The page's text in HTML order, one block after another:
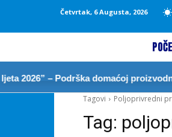
Četvrtak, 6 Augusta, 2026
2026” – Podrška domaćoj proizvodnji
Tagovi
Poljoprivredni
Tag: